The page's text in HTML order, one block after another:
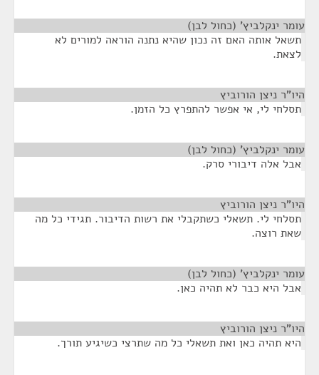
עומר ינקלביץ' (כחול לבן)
תשאל אותה האם זה נכון שהיא נתנה הוראה למורים לא
לצאת.
היו"ר ניצן הורוביץ
תסלחי לי, אי אפשר להתפרץ כל הזמן.
עומר ינקלביץ' (כחול לבן)
אבל אלה דיבורי סרק.
היו"ר ניצן הורוביץ
תסלחי לי. תשאלי כשתקבלי את רשות הדיבור. תגידי כל מה
שאת רוצה.
עומר ינקלביץ' (כחול לבן)
אבל היא כבר לא תהיה כאן.
היו"ר ניצן הורוביץ
היא תהיה כאן ואת תשאלי כל מה שתרצי כשיגיע תורך.